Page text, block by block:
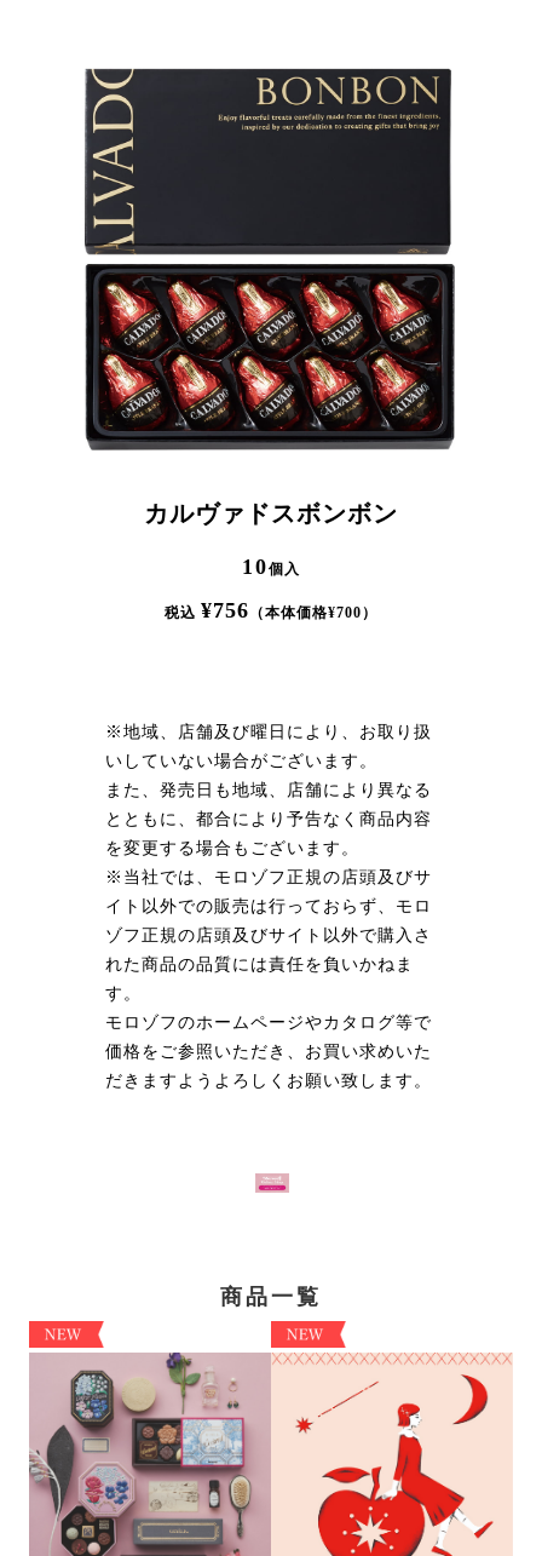
カルヴァドスボンボン
10個入
税込 ¥756 （本体価格¥700 ）
※地域、店舗及び曜日により、お取り扱
いしていない場合がございます。
また、発売日も地域、店舗により異なる
とともに、都合により予告なく商品内容
を変更する場合もございます。
※当社では、モロゾフ正規の店頭及びサ
イト以外での販売は行っておらず、モロ
ゾフ正規の店頭及びサイト以外で購入さ
れた商品の品質には責任を負いかねま
す。
モロゾフのホームページやカタログ等で
価格をご参照いただき、お買い求めいた
だきますようよろしくお願い致します。
商品一覧